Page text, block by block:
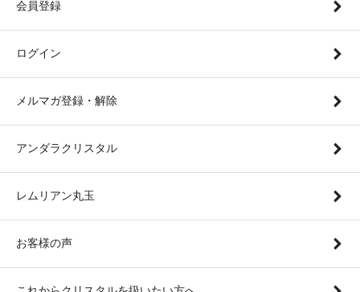
会員登録
ログイン
メルマガ登録・解除
アンダラクリスタル
レムリアン丸玉
お客様の声